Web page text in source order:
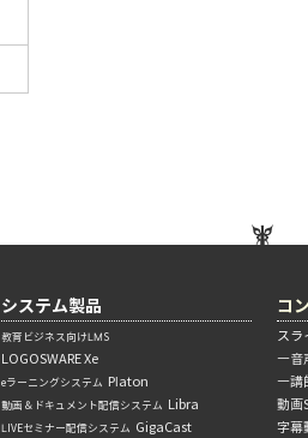
システム製品
教育ビジネス向けLMS
LOGOSWARE Xe
eラーニングシステム Platon
動画＆ドキュメント配信システム Libra
LIVEセミナー配信システム GigaCast
コ
ス
―音
―講
動画
字幕